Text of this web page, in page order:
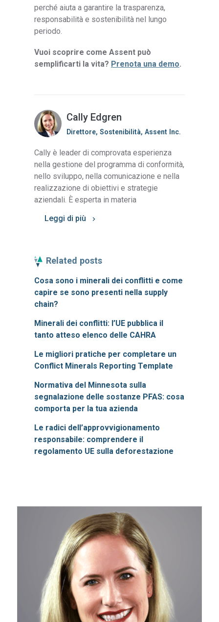
perché aiuta a garantire la trasparenza,
responsabilità e sostenibilità nel lungo
periodo.
Vuoi scoprire come Assent può
semplificarti la vita? Prenota una demo.
Cally Edgren
Direttore, Sostenibilità, Assent Inc.
Cally è leader di comprovata esperienza
nella gestione del programma di conformità,
nello sviluppo, nella comunicazione e nella
realizzazione di obiettivi e strategie
aziendali. È esperta in materia
Leggi di più
Related posts
Cosa sono i minerali dei conflitti e come
capire se sono presenti nella supply
chain?
Minerali dei conflitti: l’UE pubblica il
tanto atteso elenco delle CAHRA
Le migliori pratiche per completare un
Conflict Minerals Reporting Template
Normativa del Minnesota sulla
segnalazione delle sostanze PFAS: cosa
comporta per la tua azienda
Le radici dell’approvvigionamento
responsabile: comprendere il
regolamento UE sulla deforestazione